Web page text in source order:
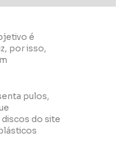
é
por isso,
pulos,
do site